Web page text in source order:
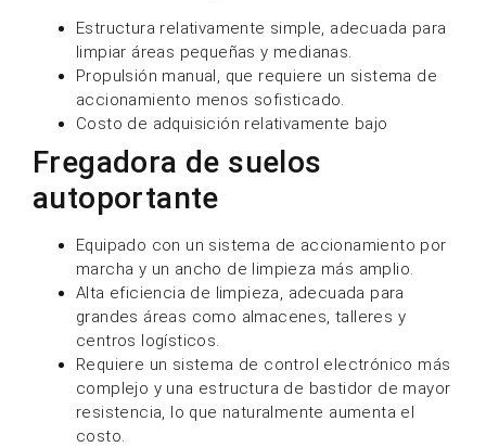
Estructura relativamente simple, adecuada para
limpiar áreas pequeñas y medianas.
Propulsión manual, que requiere un sistema de
accionamiento menos sofisticado.
Costo de adquisición relativamente bajo
Fregadora de suelos
autoportante
Equipado con un sistema de accionamiento por
marcha y un ancho de limpieza más amplio.
Alta eficiencia de limpieza, adecuada para
grandes áreas como almacenes, talleres y
centros logísticos.
Requiere un sistema de control electrónico más
complejo y una estructura de bastidor de mayor
resistencia, lo que naturalmente aumenta el
costo.